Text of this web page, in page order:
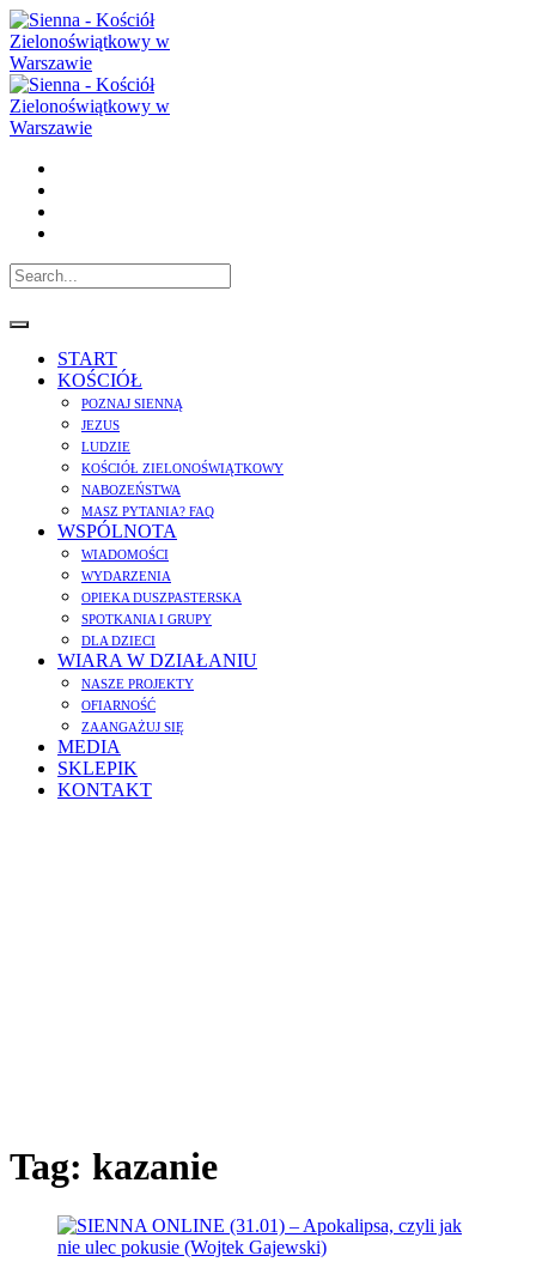
START
KOŚCIÓŁ
POZNAJ SIENNĄ
JEZUS
LUDZIE
KOŚCIÓŁ ZIELONOŚWIĄTKOWY
NABOZEŃSTWA
MASZ PYTANIA? FAQ
WSPÓLNOTA
WIADOMOŚCI
WYDARZENIA
OPIEKA DUSZPASTERSKA
SPOTKANIA I GRUPY
DLA DZIECI
WIARA W DZIAŁANIU
NASZE PROJEKTY
OFIARNOŚĆ
ZAANGAŻUJ SIĘ
MEDIA
SKLEPIK
KONTAKT
Tag: kazanie